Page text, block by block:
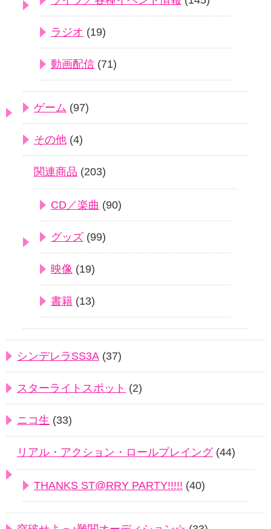
ラジオ (19)
動画配信 (71)
ゲーム (97)
その他 (4)
関連商品 (203)
CD／楽曲 (90)
グッズ (99)
映像 (19)
書籍 (13)
シンデレラSS3A (37)
スターライトスポット (2)
ニコ生 (33)
リアル・アクション・ロールプレイング(44)
THANKS ST@RRY PARTY!!!!! (40)